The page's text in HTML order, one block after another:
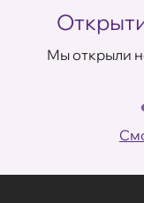
Мы открыли